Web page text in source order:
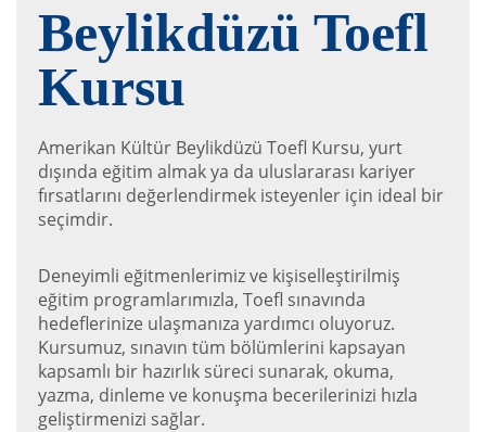
Beylikdüzü Toefl
Kursu
Amerikan Kültür Beylikdüzü Toefl Kursu, yurt
dışında eğitim almak ya da uluslararası kariyer
fırsatlarını değerlendirmek isteyenler için ideal bir
seçimdir.
Deneyimli eğitmenlerimiz ve kişiselleştirilmiş
eğitim programlarımızla, Toefl sınavında
hedeflerinize ulaşmanıza yardımcı oluyoruz.
Kursumuz, sınavın tüm bölümlerini kapsayan
kapsamlı bir hazırlık süreci sunarak, okuma,
yazma, dinleme ve konuşma becerilerinizi hızla
geliştirmenizi sağlar.